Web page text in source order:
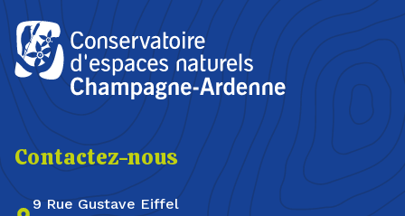
Contactez-nous
9 Rue Gustave Eiffel